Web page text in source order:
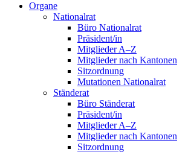
Organe
Nationalrat
Büro Nationalrat
Präsident/in
Mitglieder A–Z
Mitglieder nach Kantonen
Sitzordnung
Mutationen Nationalrat
Ständerat
Büro Ständerat
Präsident/in
Mitglieder A–Z
Mitglieder nach Kantonen
Sitzordnung